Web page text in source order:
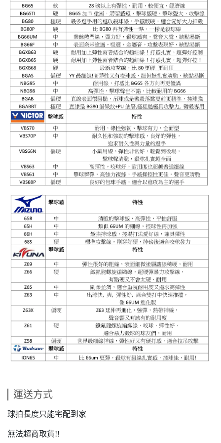
運送方式
球拍長度只能宅配到家
無法超商取貨!!